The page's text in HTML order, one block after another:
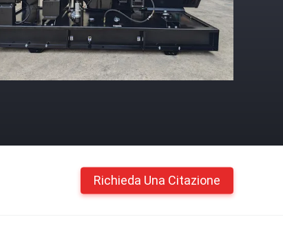
Richieda Una Citazione